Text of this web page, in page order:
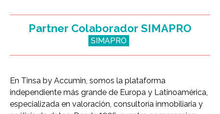
En Tinsa by Accumin, somos la plataforma
independiente más grande de Europa y Latinoamérica,
especializada en valoración, consultoría inmobiliaria y
Partner Colaborador SIMAPRO
SIMAPRO